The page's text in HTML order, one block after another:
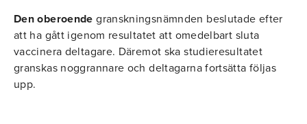
Den oberoende granskningsnämnden beslutade efter
att ha gått igenom resultatet att omedelbart sluta
vaccinera deltagare. Däremot ska studieresultatet
granskas noggrannare och deltagarna fortsätta följas
upp.